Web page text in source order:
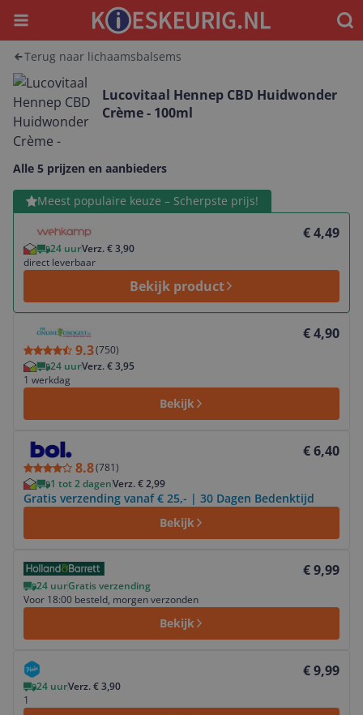
Menu
Terug naar lichaamsbalsems
Lucovitaal Hennep CBD Huidwonder
Crème - 100ml
Alle 5 prijzen en aanbieders
Meest populaire keuze – Scherpste prijs!
€ 4,49
24 uurVerz. € 3,90
direct leverbaar
Bekijk product
Bekijk product
9.3(750)
€ 4,90
24 uurVerz. € 3,95
1 werkdag
Bekijk
8.8(781)
€ 6,40
1 tot 2 dagenVerz. € 2,99
Gratis verzending vanaf € 25,- | 30 Dagen Bedenktijd
Bekijk
Bekijk product
€ 9,99
24 uurGratis verzending
Voor 18:00 besteld, morgen verzonden
Bekijk
Bekijk product
€ 9,99
24 uurVerz. € 3,90
1
Bekijk product